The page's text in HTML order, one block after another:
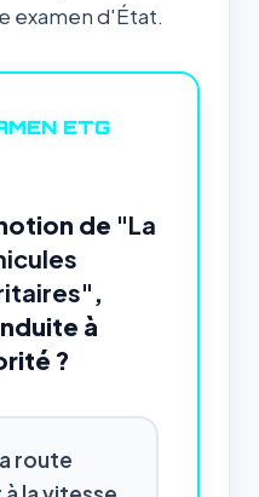
examen d'État.
ETG
de "La
,
à
?
route